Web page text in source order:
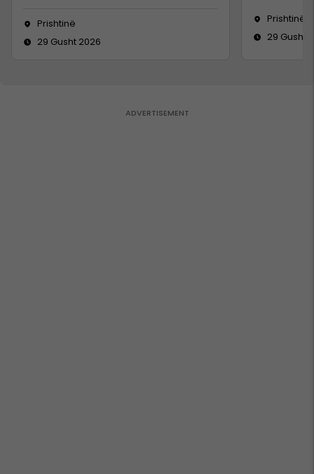
Prishtinë
29 Gusht 2026
Prishtinë
29 Gusht